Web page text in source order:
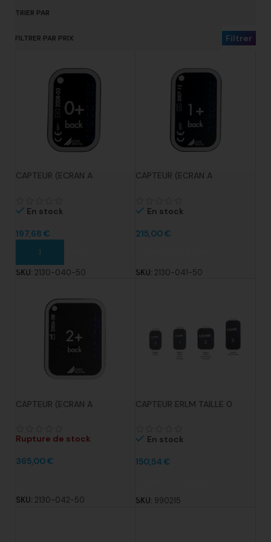
TRIER PAR
FILTRER PAR PRIX Filtrer
CAPTEUR (ECRAN A
En stock
197,68 €
Ajouter au panier
SKU: 2130-040-50
CAPTEUR (ECRAN A
En stock
215,00€
SKU: 2130-041-50
CAPTEUR (ECRAN A
Rupture de stock
365,00€
SKU: 2130-042-50
CAPTEUR ERLM TAILLE 0
En stock
150,54€
SKU: 990215